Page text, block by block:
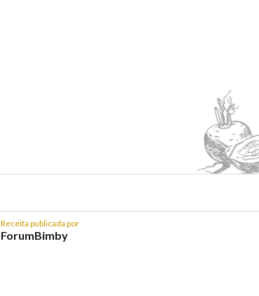
Receita publicada por
ForumBimby